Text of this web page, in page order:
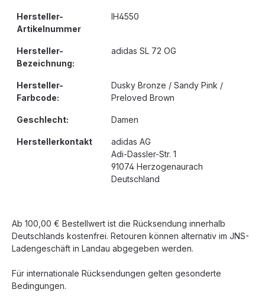
Hersteller-
Artikelnummer
IH4550
Hersteller-
Bezeichnung:
adidas SL 72 OG
Hersteller-
Farbcode:
Dusky Bronze / Sandy Pink /
Preloved Brown
Geschlecht: Damen
Herstellerkontakt
adidas AG
Adi-Dassler-Str. 1
91074 Herzogenaurach
Deutschland
Ab 100,00 € Bestellwert ist die Rücksendung innerhalb
Deutschlands kostenfrei. Retouren können alternativ im JNS-
Ladengeschäft in Landau abgegeben werden.
Für internationale Rücksendungen gelten gesonderte
Bedingungen.